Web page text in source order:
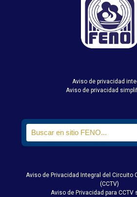
Aviso de privacidad
Aviso de privacidad
Search
for:
Aviso de Privacidad Integral del Circuito
(CCTV)
Aviso de Privacidad para CCTV